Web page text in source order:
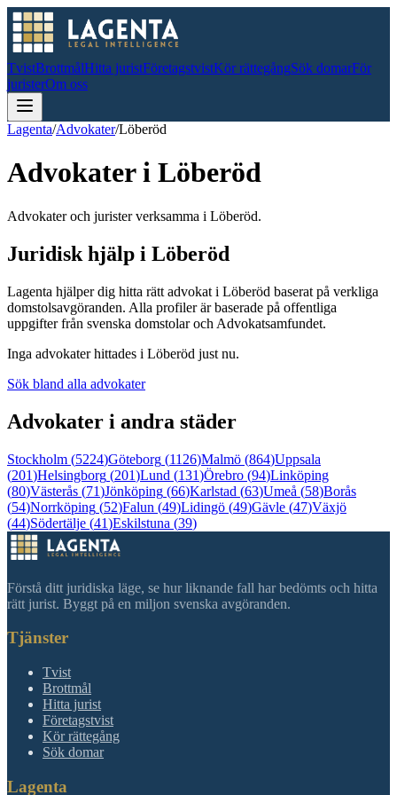
TvistBrottmålHitta juristFöretagstvistKör rättegångSök domarFör
juristerOm oss
Lagenta/Advokater/Löberöd
Advokater i Löberöd
Advokater och jurister verksamma i Löberöd.
Juridisk hjälp i Löberöd
Lagenta hjälper dig hitta rätt advokat i Löberöd baserat på verkliga
domstolsavgöranden. Alla profiler är baserade på offentliga
uppgifter från svenska domstolar och Advokatsamfundet.
Inga advokater hittades i Löberöd just nu.
Sök bland alla advokater
Advokater i andra städer
Stockholm (5224)Göteborg (1126)Malmö (864)Uppsala
(201)Helsingborg (201)Lund (131)Örebro (94)Linköping
(80)Västerås (71)Jönköping (66)Karlstad (63)Umeå (58)Borås
(54)Norrköping (52)Falun (49)Lidingö (49)Gävle (47)Växjö
(44)Södertälje (41)Eskilstuna (39)
Förstå ditt juridiska läge, se hur liknande fall har bedömts och hitta
rätt jurist. Byggt på en miljon svenska avgöranden.
Tjänster
Tvist
Brottmål
Hitta jurist
Företagstvist
Kör rättegång
Sök domar
Lagenta